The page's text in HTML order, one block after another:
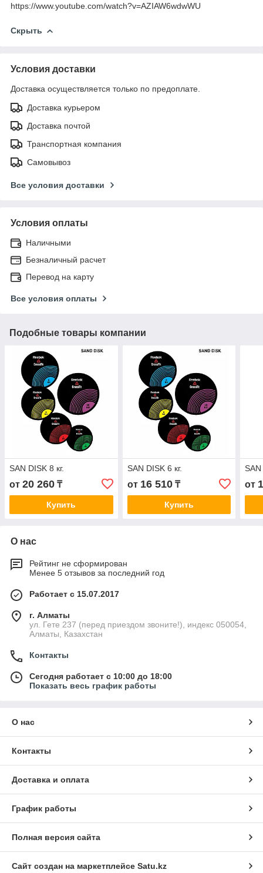
https://www.youtube.com/watch?v=AZIAW6wdwWU
Скрыть
Условия доставки
Доставка осуществляется только по предоплате.
Доставка курьером
Доставка почтой
Транспортная компания
Самовывоз
Все условия доставки
Условия оплаты
Наличными
Безналичный расчет
Перевод на карту
Все условия оплаты
Подобные товары компании
SAN DISK 8 кг.
от 20 260 ₸
Купить
SAN DISK 6 кг.
от 16 510₸
Купить
SAN
от
О нас
Рейтинг не сформирован
Менее 5 отзывов за последний год
Работает с 15.07.2017
г. Алматы
ул. Гете 237 (перед приездом звоните!), индекс 050054,
Алматы, Казахстан
Контакты
Сегодня работает с 10:00 до 18:00
Показать весь график работы
О нас
Контакты
Доставка и оплата
График работы
Полная версия сайта
Сайт создан на маркетплейсе Satu.kz